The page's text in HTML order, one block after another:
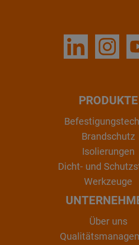
PRODUKTE
Brandschutz
Isolierungen
Dicht- und
Werkzeuge
Über uns